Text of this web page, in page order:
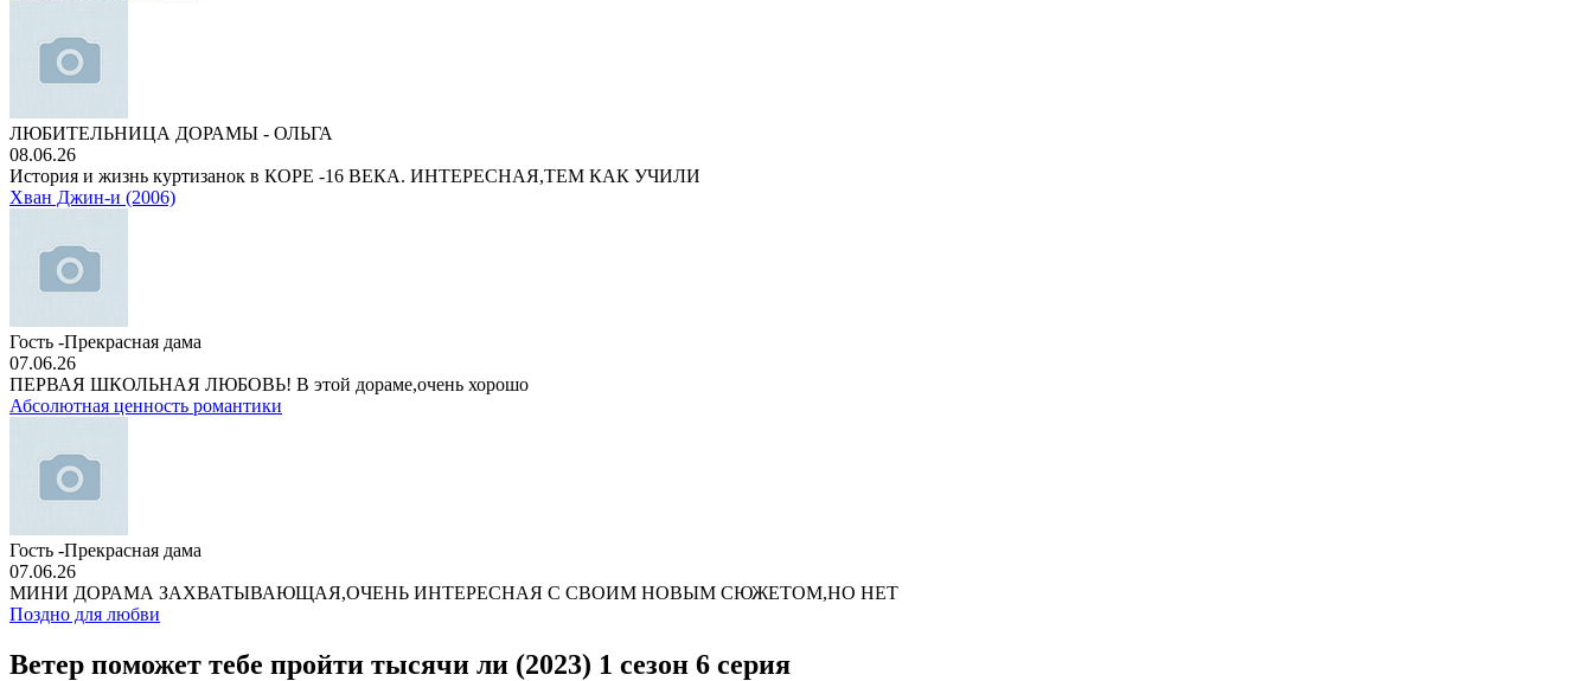
ЛЮБИТЕЛЬНИЦА ДОРАМЫ - ОЛЬГА
08.06.26
История и жизнь куртизанок в КОРЕ -16 ВЕКА. ИНТЕРЕСНАЯ,ТЕМ КАК УЧИЛИ
Хван Джин-и (2006)
Гость -Прекрасная дама
07.06.26
ПЕРВАЯ ШКОЛЬНАЯ ЛЮБОВЬ! В этой дораме,очень хорошо
Абсолютная ценность романтики
Гость -Прекрасная дама
07.06.26
МИНИ ДОРАМА ЗАХВАТЫВАЮЩАЯ,ОЧЕНЬ ИНТЕРЕСНАЯ С СВОИМ НОВЫМ СЮЖЕТОМ,НО НЕТ
Поздно для любви
Ветер поможет тебе пройти тысячи ли (2023) 1 сезон 6 серия